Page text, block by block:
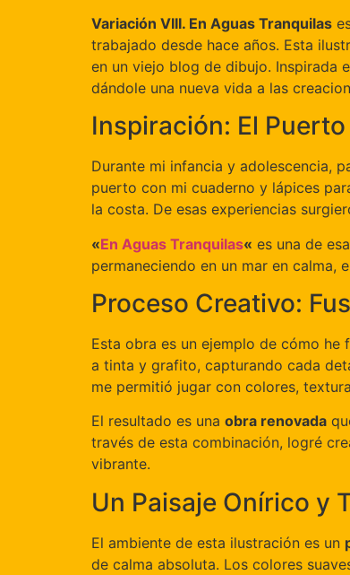
Variación VIII. En Aguas Tranquilas
trabajado desde hace años. Esta
en un viejo blog de dibujo. Inspirada
dándole una nueva vida a las
Inspiración: El
Durante mi infancia y adolescencia,
puerto con mi cuaderno y lápices
la costa. De esas experiencias
«En Aguas Tranquilas« es una de
permaneciendo en un mar en calma,
Proceso Creativo:
Esta obra es un ejemplo de cómo
a tinta y grafito, capturando cada
me permitió jugar con colores,
El resultado es una obra renovada
través de esta combinación, logré
vibrante.
Un Paisaje Onírico y
El ambiente de esta ilustración es un
de calma absoluta. Los colores